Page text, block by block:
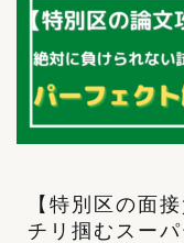
【特別区の面
チリ掴むスー